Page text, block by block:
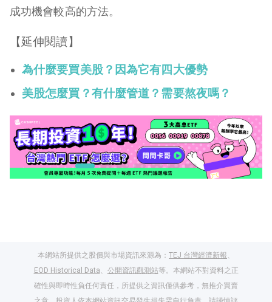
成功機會較高的方法。
【延伸閱讀】
為什麼要買美股？因為它有四大優勢
美股怎麼買？有什麼管道？需要熬夜嗎？
本網站所提供之股價與市場資訊來源為： TEJ 台灣經濟新報、
EOD Historical Data、 公開資訊觀測站等。本網站不對資料之正
確性與即時性負任何責任，所提供之資訊僅供參考，無推介買賣